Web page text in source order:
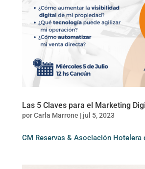
Las 5 Claves para el Marketing
porCarla Marrone | jul 5, 2023
CM Reservas & Asociación Hotelera